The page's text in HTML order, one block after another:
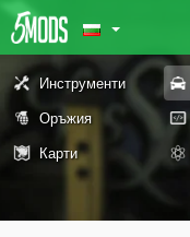
Инструменти
Оръжия
Карти